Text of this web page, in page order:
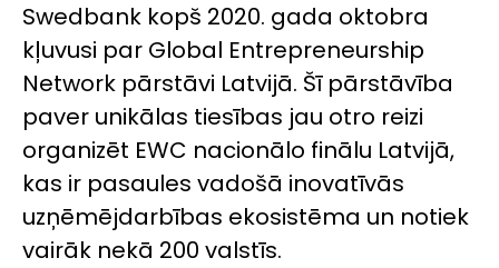
Swedbank kopš 2020. gada oktobra
kļuvusi par Global Entrepreneurship
Network pārstāvi Latvijā. Šī pārstāvība
paver unikālas tiesības jau otro reizi
organizēt EWC nacionālo finālu Latvijā,
kas ir pasaules vadošā inovatīvās
uzņēmējdarbības ekosistēma un notiek
vairāk nekā 200 valstīs.